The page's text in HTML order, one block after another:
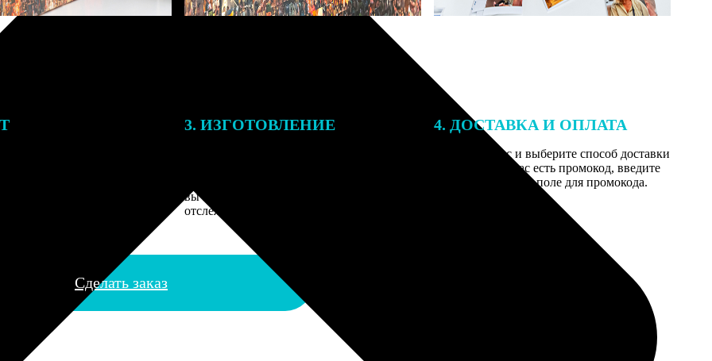
3. ИЗГОТОВЛЕНИЕ
вы получите письмо с трек-номером для
отслеживания.
4. ДОСТАВКА И ОПЛАТА
Введите адрес и выберите способ доставки
заказа. Если у вас есть промокод, введите
его в специальное поле для промокода.
Сделать заказ